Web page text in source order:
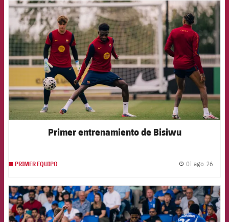
FCB Barcelona badge
Primer entrenamiento de Bisiwu
PRIMER EQUIPO 01 ago. 26
FCB Barcelona badge